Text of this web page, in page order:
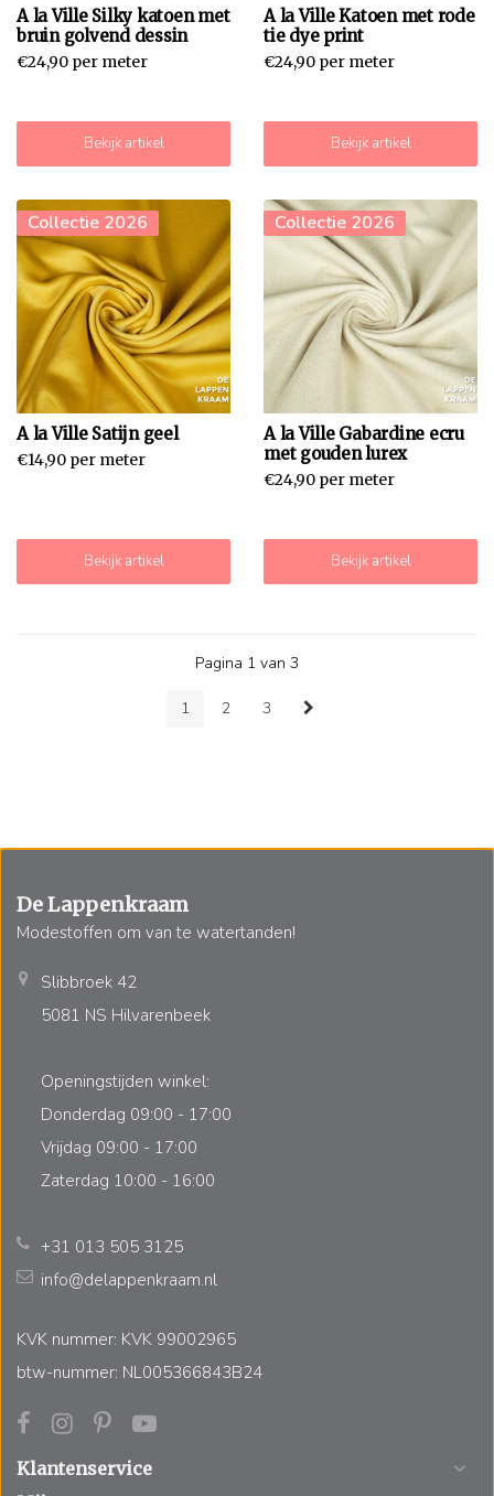
A la Ville Silky katoen met
bruin golvend dessin
€24,90 per meter
Bekijk artikel
A la Ville Katoen met rode
tie dye print
€24,90 per meter
Bekijk artikel
Collectie 2026
A la Ville Satijn geel
€14,90 per meter
Bekijk artikel
Collectie 2026
A la Ville Gabardine ecru
met gouden lurex
€24,90 per meter
Bekijk artikel
Pagina 1 van 3
1 2 3
De Lappenkraam
Modestoffen om van te watertanden!
Slibbroek 42
5081 NS Hilvarenbeek
Openingstijden winkel:
Donderdag 09:00 - 17:00
Vrijdag 09:00 - 17:00
Zaterdag 10:00 - 16:00
+31 013 505 3125
info@delappenkraam.nl
KVK nummer: KVK 99002965
btw-nummer: NL005366843B24
Klantenservice